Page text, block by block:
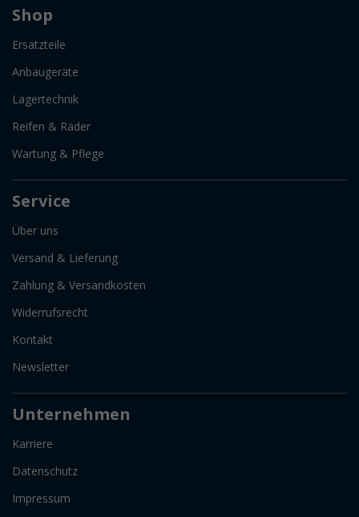
Shop
Ersatzteile
Anbaugeräte
Lagertechnik
Reifen & Räder
Wartung & Pflege
Service
Über uns
Versand & Lieferung
Zahlung & Versandkosten
Widerrufsrecht
Kontakt
Newsletter
Unternehmen
Karriere
Datenschutz
Impressum